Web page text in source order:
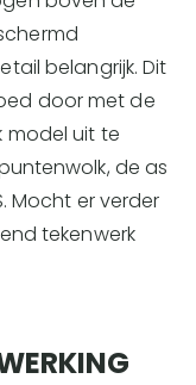
belangrijk. Dit
door met de
model uit te
de as
Mocht er verder
tekenwerk